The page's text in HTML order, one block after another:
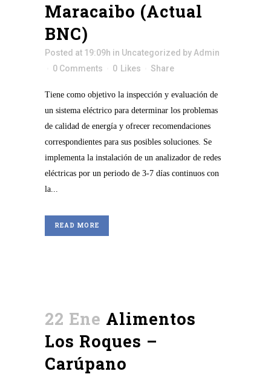
Maracaibo (Actual
BNC)
Posted at 19:09h in Uncategorized by Admin
0 Comments
0 Likes Share
Tiene como objetivo la inspección y evaluación de
un sistema eléctrico para determinar los problemas
de calidad de energía y ofrecer recomendaciones
correspondientes para sus posibles soluciones. Se
implementa la instalación de un analizador de redes
eléctricas por un periodo de 3-7 días continuos con
la...
READ MORE
22 Ene Alimentos
Los Roques –
Carúpano